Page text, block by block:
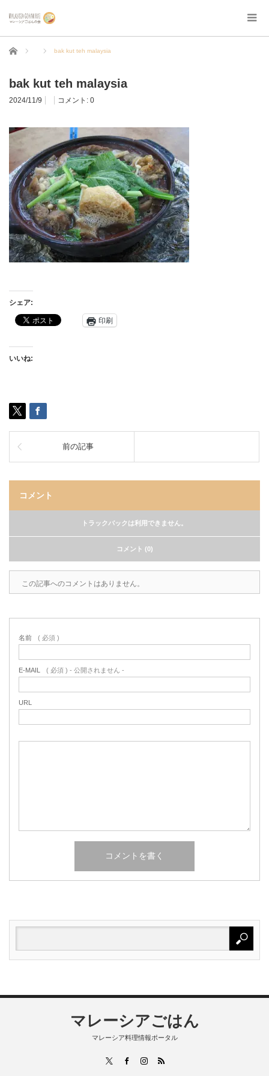
ホーム bak kut teh malaysia
bak kut teh malaysia
2024/11/9 コメント: 0
シェア:
印刷
いいね:
前の記事
コメント
トラックバックは利用できません。
コメント (0)
この記事へのコメントはありません。
名前 ( 必須 )
E-MAIL ( 必須 ) - 公開されません -
URL
マレーシアごはん
マレーシア料理情報ポータル
FacebookInstagram
RSS